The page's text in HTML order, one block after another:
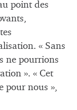
point des
« Sans
ne pourrions
». « Cet
pour nous »,